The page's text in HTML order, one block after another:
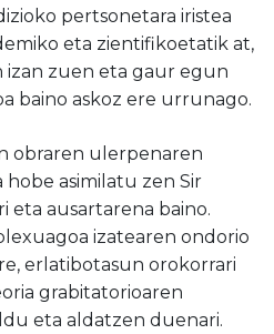
pertsonetara iristea
eta zientifikoetatik at,
izan zuen eta gaur egun
baino askoz ere urrunago.
obraren ulerpenaren
asimilatu zen Sir
eta ausartarena baino.
izatearen ondorio
erlatibotasun orokorrari
grabitatorioaren
eta aldatzen duenari.